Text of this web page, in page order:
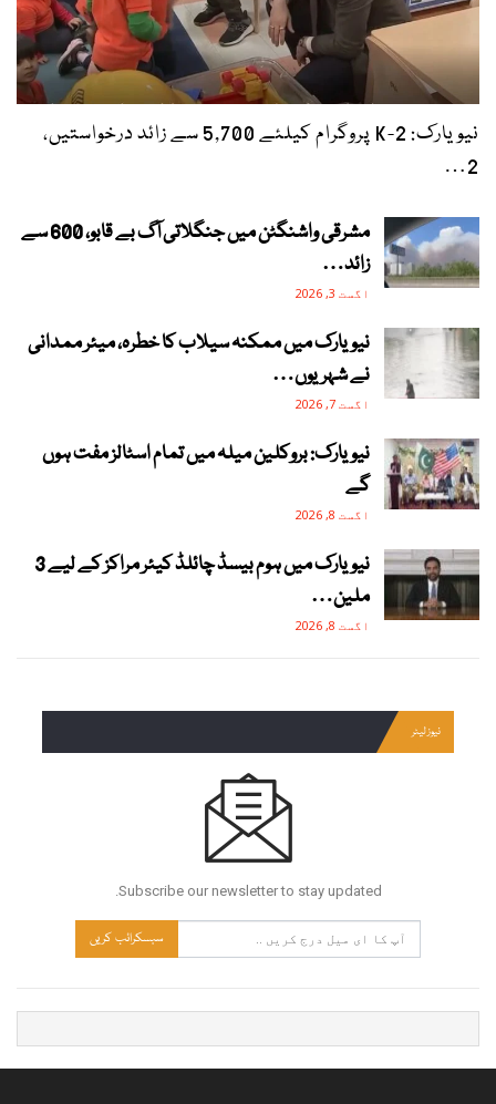
نیویارک: 2-K پروگرام کیلئے 5,700 سے زائد درخواستیں،
2…
مشرقی واشنگٹن میں جنگلاتی آگ بے قابو، 600 سے
زائد…
اگست 3, 2026
نیویارک میں ممکنہ سیلاب کا خطرہ، میئر ممدانی
نے شہریوں…
اگست 7, 2026
نیویارک: بروکلین میلہ میں تمام اسٹالز مفت ہوں
گے
اگست 8, 2026
نیویارک میں ہوم بیسڈ چائلڈ کیئر مراکز کے لیے 3
ملین…
اگست 8, 2026
نیوز لیٹر
Subscribe our newsletter to stay updated.
سبسکرائب کریں